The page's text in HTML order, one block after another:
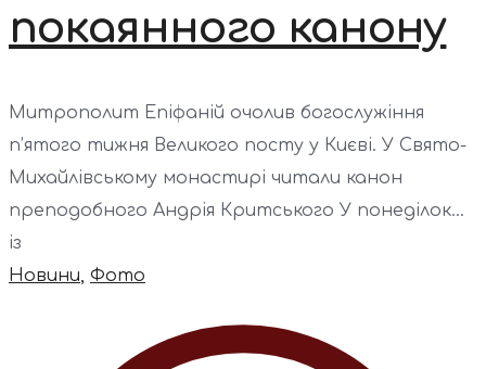
покаянного канону
Митрополит Епіфаній очолив богослужіння
п’ятого тижня Великого посту у Києві. У Свято-
Михайлівському монастирі читали канон
преподобного Андрія Критського У понеділок...
із
Новини, Фото